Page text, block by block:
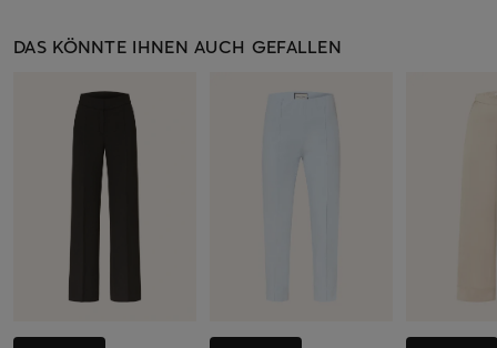
DAS KÖNNTE IHNEN AUCH GEFALLEN